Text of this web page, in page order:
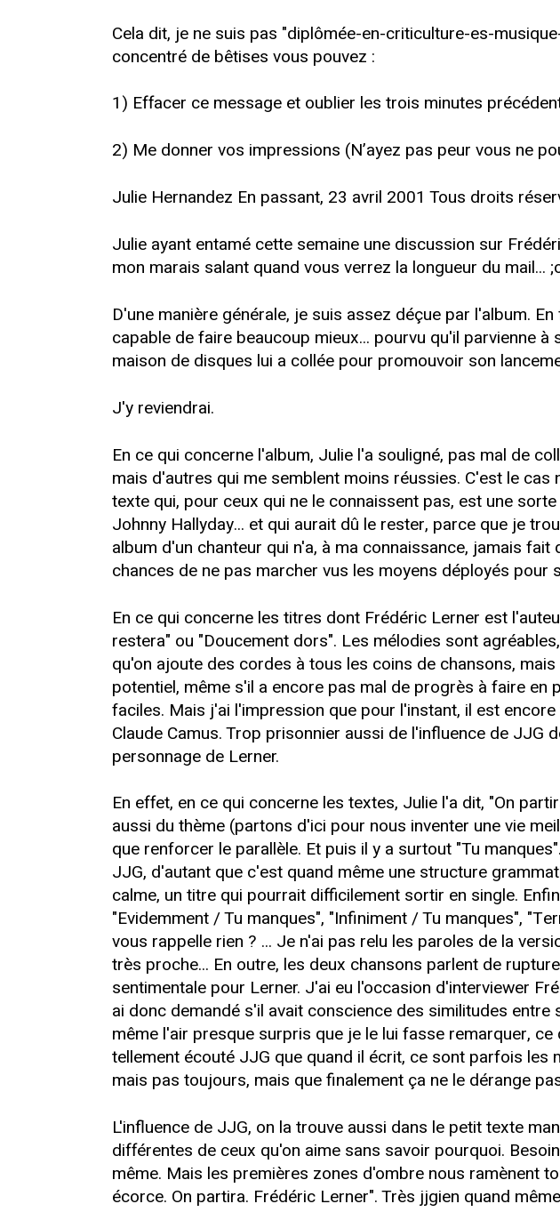
Cela dit, je ne suis pas "diplômée-en-criticulture-es-
concentré de bêtises vous pouvez :
1) Effacer ce message et oublier les trois minutes
2) Me donner vos impressions (N’ayez pas peur vous ne
Julie Hernandez En passant, 23 avril 2001 Tous droits
Julie ayant entamé cette semaine une discussion sur
mon marais salant quand vous verrez la longueur du mail...
D'une manière générale, je suis assez déçue par l'album.
capable de faire beaucoup mieux... pourvu qu'il parvienne
maison de disques lui a collée pour promouvoir son
J'y reviendrai.
En ce qui concerne l'album, Julie l'a souligné, pas mal de
mais d'autres qui me semblent moins réussies. C'est le
texte qui, pour ceux qui ne le connaissent pas, est une
Johnny Hallyday... et qui aurait dû le rester, parce que je
album d'un chanteur qui n'a, à ma connaissance, jamais
chances de ne pas marcher vus les moyens déployés pour
En ce qui concerne les titres dont Frédéric Lerner est
restera" ou "Doucement dors". Les mélodies sont
qu'on ajoute des cordes à tous les coins de chansons,
potentiel, même s'il a encore pas mal de progrès à faire
faciles. Mais j'ai l'impression que pour l'instant, il est
Claude Camus. Trop prisonnier aussi de l'influence de
personnage de Lerner.
En effet, en ce qui concerne les textes, Julie l'a dit, "On
aussi du thème (partons d'ici pour nous inventer une vie
que renforcer le parallèle. Et puis il y a surtout "Tu
JJG, d'autant que c'est quand même une structure
calme, un titre qui pourrait difficilement sortir en single.
"Evidemment / Tu manques", "Infiniment / Tu manques",
vous rappelle rien ? ... Je n'ai pas relu les paroles de la
très proche... En outre, les deux chansons parlent de
sentimentale pour Lerner. J'ai eu l'occasion d'interviewer
ai donc demandé s'il avait conscience des similitudes
même l'air presque surpris que je le lui fasse remarquer,
tellement écouté JJG que quand il écrit, ce sont parfois
mais pas toujours, mais que finalement ça ne le dérange
L'influence de JJG, on la trouve aussi dans le petit texte
différentes de ceux qu'on aime sans savoir pourquoi.
même. Mais les premières zones d'ombre nous ramènent
écorce. On partira. Frédéric Lerner". Très jjgien quand